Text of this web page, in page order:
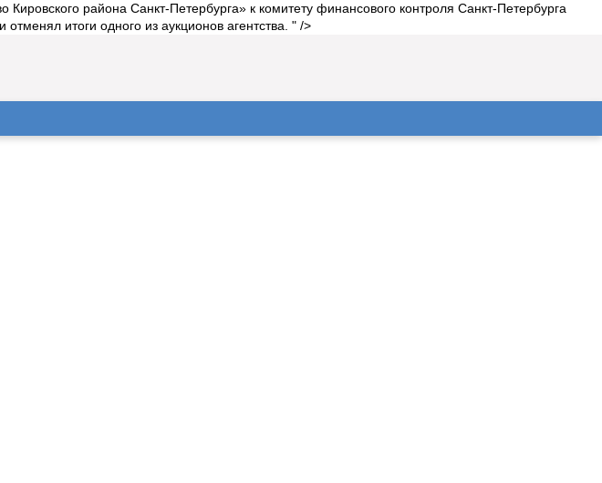
района Санкт-Петербурга» к комитету финансового контроля Санкт-Петербурга
итоги одного из аукционов агентства. " />